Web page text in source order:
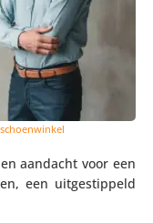
aandacht voor een
een uitge­stip­peld